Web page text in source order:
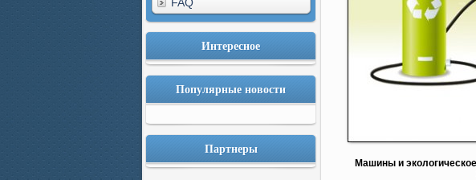
Интересное
Популярные новости
Партнеры
Машины и